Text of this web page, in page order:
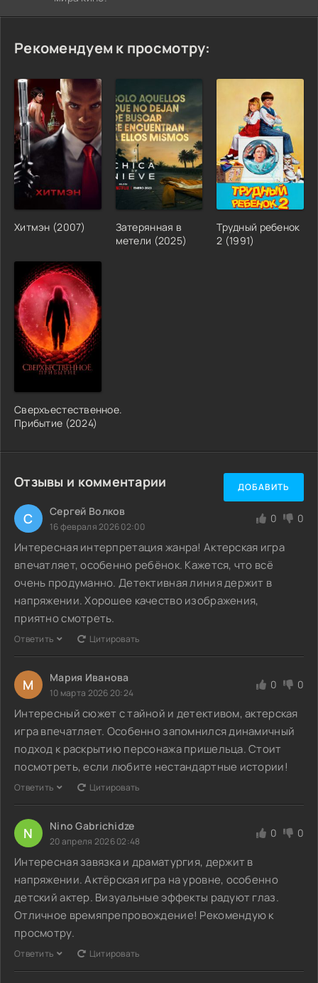
Рекомендуем к просмотру:
Хитмэн (2007)
Затерянная в
метели (2025)
Трудный ребенок
2 (1991)
Сверхъестественное.
Прибытие (2024)
Отзывы и комментарии ДОБАВИТЬ
С Сергей Волков
16 февраля 2026 02:00
0 0
Интересная интерпретация жанра! Актерская игра
впечатляет, особенно ребёнок. Кажется, что всё
очень продуманно. Детективная линия держит в
напряжении. Хорошее качество изображения,
приятно смотреть.
Ответить Цитировать
М Мария Иванова
10 марта 2026 20:24
0 0
Интересный сюжет с тайной и детективом, актерская
игра впечатляет. Особенно запомнился динамичный
подход к раскрытию персонажа пришельца. Стоит
посмотреть, если любите нестандартные истории!
Ответить Цитировать
N Nino Gabrichidze
20 апреля 2026 02:48
0 0
Интересная завязка и драматургия, держит в
напряжении. Актёрская игра на уровне, особенно
детский актер. Визуальные эффекты радуют глаз.
Отличное времяпрепровождение! Рекомендую к
просмотру.
Ответить Цитировать